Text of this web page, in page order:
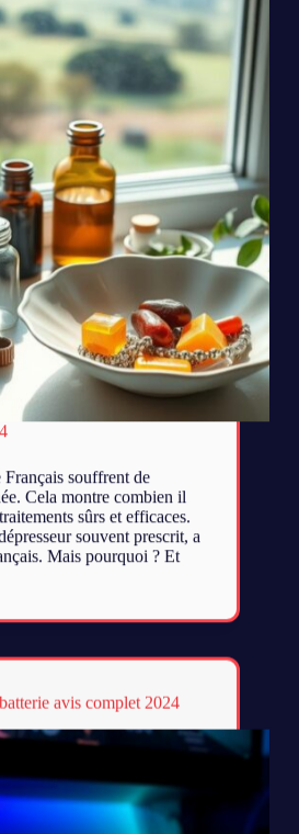
souffrent de
Cela montre combien il
sûrs et efficaces.
souvent prescrit, a
Mais pourquoi ? Et
avis complet 2024